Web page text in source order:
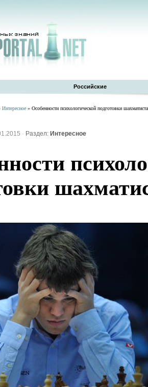
Российские
Интересное » Особенности психологической подготовки шахматиста
· Раздел: Интересное